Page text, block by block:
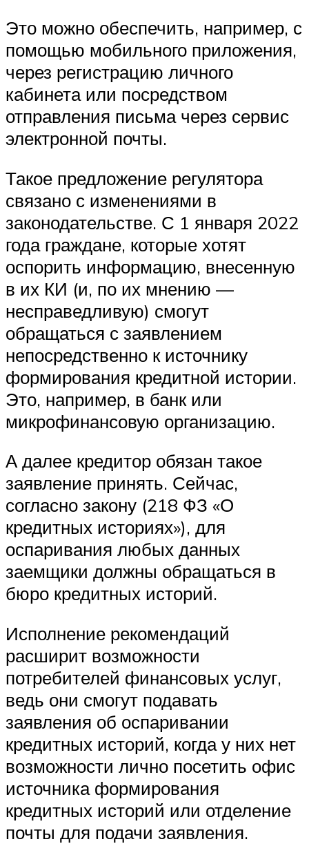
Это можно обеспечить, например, с
помощью мобильного приложения,
через регистрацию личного
кабинета или посредством
отправления письма через сервис
электронной почты.
Такое предложение регулятора
связано с изменениями в
законодательстве. С 1 января 2022
года граждане, которые хотят
оспорить информацию, внесенную
в их КИ (и, по их мнению —
несправедливую) смогут
обращаться с заявлением
непосредственно к источнику
формирования кредитной истории.
Это, например, в банк или
микрофинансовую организацию.
А далее кредитор обязан такое
заявление принять. Сейчас,
согласно закону (218 ФЗ «О
кредитных историях»), для
оспаривания любых данных
заемщики должны обращаться в
бюро кредитных историй.
Исполнение рекомендаций
расширит возможности
потребителей финансовых услуг,
ведь они смогут подавать
заявления об оспаривании
кредитных историй, когда у них нет
возможности лично посетить офис
источника формирования
кредитных историй или отделение
почты для подачи заявления.